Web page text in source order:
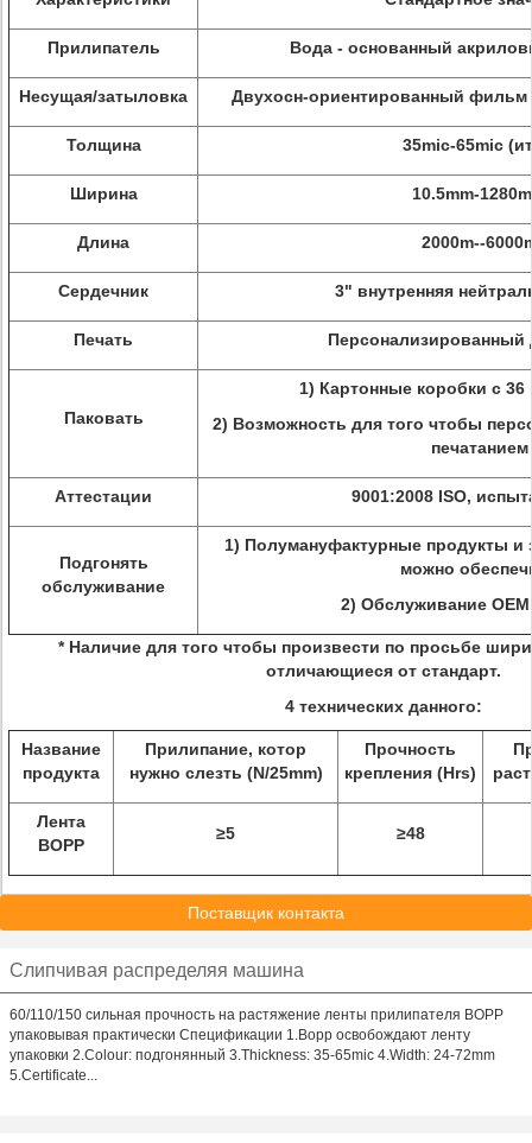
Прилипатель Вода - основанный
Несущая/затыловка Двухосн-ориентированный фильм
Толщина 35mic-65mic
Ширина 10.5mm-
Длина 2000m--
Сердечник 3" внутренняя
Печать Персонализированный
Паковать
1) Картонные коробки с 36
2) Возможность для того чтобы
печатанием
Аттестации 9001:2008 ISO,
Подгонять
обслуживание
1) Полумануфактурные продукты и
можно
2) Обслуживание
* Наличие для того чтобы произвести по просьбе
отличающиеся от стандарт.
4 технических данного:
Название
продукта
Прилипание, котор
нужно слезть (N/25mm)
Прочность
крепления (Hrs)
Лента
BOPP
≥5 ≥48
Поставщик контакта
Слипчивая распределяя машина
60/110/150 сильная прочность на растяжение ленты прилипателя BOPP
упаковывая практически Спецификации 1.Bopp освобождают ленту
упаковки 2.Colour: подгонянный 3.Thickness: 35-65mic 4.Width: 24-72mm
5.Certificate...